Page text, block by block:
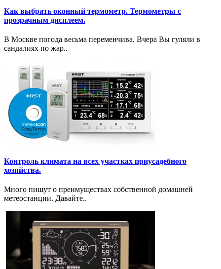
Как выбрать оконный термометр. Термометры с
прозрачным дисплеем.
В Москве погода весьма переменчива. Вчера Вы гуляли в
сандалиях по жар..
Контроль климата на всех участках приусадебного
хозяйства.
Много пишут о преимуществах собственной домашней
метеостанции. Давайте..